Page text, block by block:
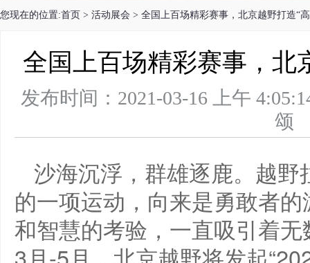
您现在的位置:首页 > 活动展会 > 全国上百场精彩赛事，北京越野打造“
全国上百场精彩赛事，北
发布时间：2021-03-16 上午
沙海沉浮，群雄逐鹿。越
的一项运动，向来是勇敢者
和智慧的考验，一直吸引着